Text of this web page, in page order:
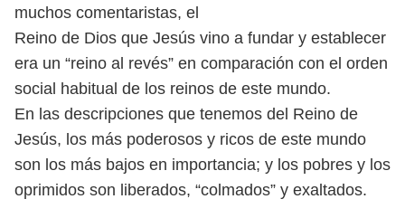
muchos comentaristas, el
Reino de Dios que Jesús vino a fundar y establecer
era un “reino al revés” en comparación con el orden
social habitual de los reinos de este mundo.
En las descripciones que tenemos del Reino de
Jesús, los más poderosos y ricos de este mundo
son los más bajos en importancia; y los pobres y los
oprimidos son liberados, “colmados” y exaltados.